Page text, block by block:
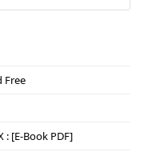
Free
: [E-Book PDF]